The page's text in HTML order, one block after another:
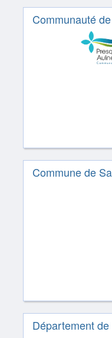
Communauté
Commune de
Département